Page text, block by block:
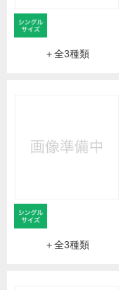
＋全3種類
＋全3種類